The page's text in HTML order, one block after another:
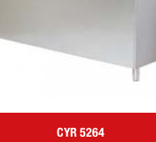
CYR 5264